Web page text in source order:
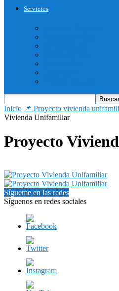
Servicios
Inicio 📌 Proyecto vivienda
Vivienda Unifamiliar
Proyecto
Sígueme en las redes
Síguenos en redes sociales